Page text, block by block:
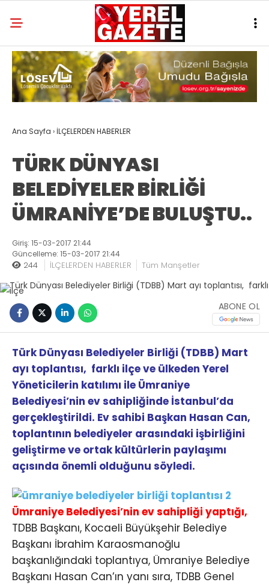
Ana Sayfa › İLÇELERDEN HABERLER
TÜRK DÜNYASI
BELEDİYELER BİRLİĞİ
ÜMRANİYE’DE BULUŞTU..
Giriş: 15-03-2017 21:44
Güncelleme: 15-03-2017 21:44
244 İLÇELERDEN HABERLER Tüm Manşetler
ABONE OL
Türk Dünyası Belediyeler Birliği (TDBB) Mart
ayı toplantısı, farklı ilçe ve ülkeden Yerel
Yöneticilerin katılımı ile Ümraniye
Belediyesi’nin ev sahipliğinde İstanbul’da
gerçekleştirildi. Ev sahibi Başkan Hasan Can,
toplantının belediyeler arasındaki işbirliğini
geliştirme ve ortak kültürlerin paylaşımı
açısında önemli olduğunu söyledi.
Ümraniye Belediyesi’nin ev sahipliği yaptığı,
TDBB Başkanı, Kocaeli Büyükşehir Belediye
Başkanı İbrahim Karaosmanoğlu
başkanlığındaki toplantıya, Ümraniye Belediye
Başkanı Hasan Can’ın yanı sıra, TDBB Genel